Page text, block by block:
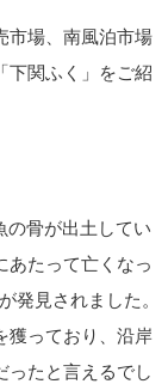
市場、南風泊市場
下関ふく」をご紹
の骨が出土してい
あたって亡くなっ
発見されました。
獲っており、沿岸
ったと言えるでし